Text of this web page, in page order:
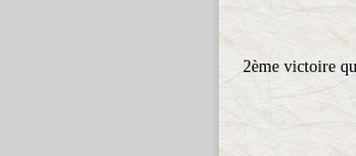
2ème victoire